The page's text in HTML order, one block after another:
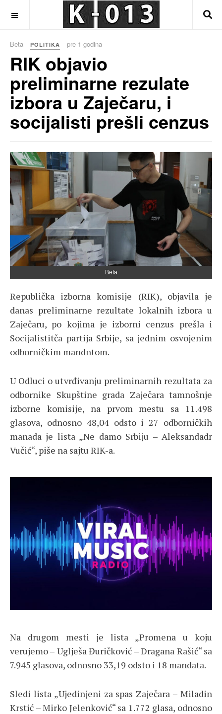
Beta POLITIKA pre 1 godina
RIK objavio
preliminarne rezulate
izbora u Zaječaru, i
socijalisti prešli cenzus
Beta
Republička izborna komisije (RIK), objavila je
danas preliminarne rezultate lokalnih izbora u
Zaječaru, po kojima je izborni cenzus prešla i
Socijalistitča partija Srbije, sa jednim osvojenim
odborničkim mandntom.
U Odluci o utvrđivanju preliminarnih rezultata za
odbornike Skupštine grada Zaječara tamnošnje
izborne komisije, na prvom mestu sa 11.498
glasova, odnosno 48,04 odsto i 27 odborničkih
manada je lista „Ne damo Srbiju – Aleksandadr
Vučić“, piše na sajtu RIK-a.
Na drugom mesti je lista „Promena u koju
verujemo – Uglješa Đuričković – Dragana Rašić“ sa
7.945 glasova, odnosno 33,19 odsto i 18 mandata.
Sledi lista „Ujedinjeni za spas Zaječara – Miladin
Krstić – Mirko Jelenković“ sa 1.772 glasa, odnosno